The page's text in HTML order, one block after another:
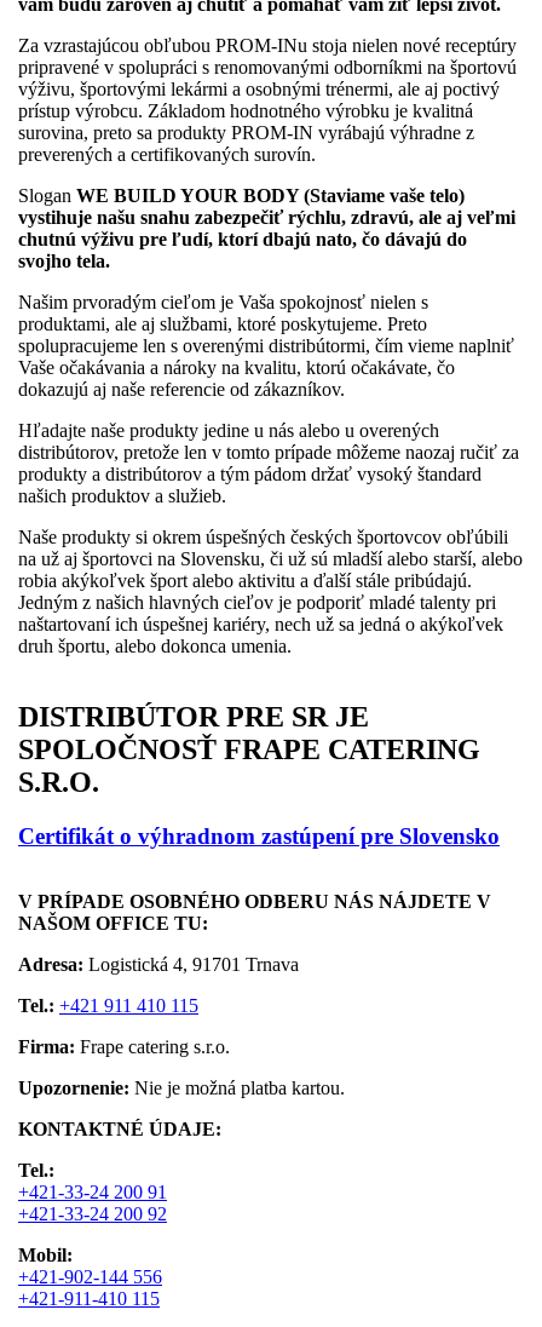
vám budú zároveň aj chutiť a pomáhať vám žiť lepší život.
Za vzrastajúcou obľubou PROM-INu stoja nielen nové receptúry
pripravené v spolupráci s renomovanými odborníkmi na športovú
výživu, športovými lekármi a osobnými trénermi, ale aj poctivý
prístup výrobcu. Základom hodnotného výrobku je kvalitná
surovina, preto sa produkty PROM-IN vyrábajú výhradne z
preverených a certifikovaných surovín.
Slogan WE BUILD YOUR BODY (Staviame vaše telo)
vystihuje našu snahu zabezpečiť rýchlu, zdravú, ale aj veľmi
chutnú výživu pre ľudí, ktorí dbajú nato, čo dávajú do
svojho tela.
Našim prvoradým cieľom je Vaša spokojnosť nielen s
produktami, ale aj službami, ktoré poskytujeme. Preto
spolupracujeme len s overenými distribútormi, čím vieme naplniť
Vaše očakávania a nároky na kvalitu, ktorú očakávate, čo
dokazujú aj naše referencie od zákazníkov.
Hľadajte naše produkty jedine u nás alebo u overených
distribútorov, pretože len v tomto prípade môžeme naozaj ručiť za
produkty a distribútorov a tým pádom držať vysoký štandard
našich produktov a služieb.
Naše produkty si okrem úspešných českých športovcov obľúbili
na už aj športovci na Slovensku, či už sú mladší alebo starší, alebo
robia akýkoľvek šport alebo aktivitu a ďalší stále pribúdajú.
Jedným z našich hlavných cieľov je podporiť mladé talenty pri
naštartovaní ich úspešnej kariéry, nech už sa jedná o akýkoľvek
druh športu, alebo dokonca umenia.
DISTRIBÚTOR PRE SR JE
SPOLOČNOSŤ FRAPE CATERING
S.R.O.
Certifikát o výhradnom zastúpení pre Slovensko
V PRÍPADE OSOBNÉHO ODBERU NÁS NÁJDETE V
NAŠOM OFFICE TU:
Adresa: Logistická 4, 91701 Trnava
Tel.: +421 911 410 115
Firma: Frape catering s.r.o.
Upozornenie: Nie je možná platba kartou.
KONTAKTNÉ ÚDAJE:
Tel.:
+421-33-24 200 91
+421-33-24 200 92
Mobil:
+421-902-144 556
+421-911-410 115